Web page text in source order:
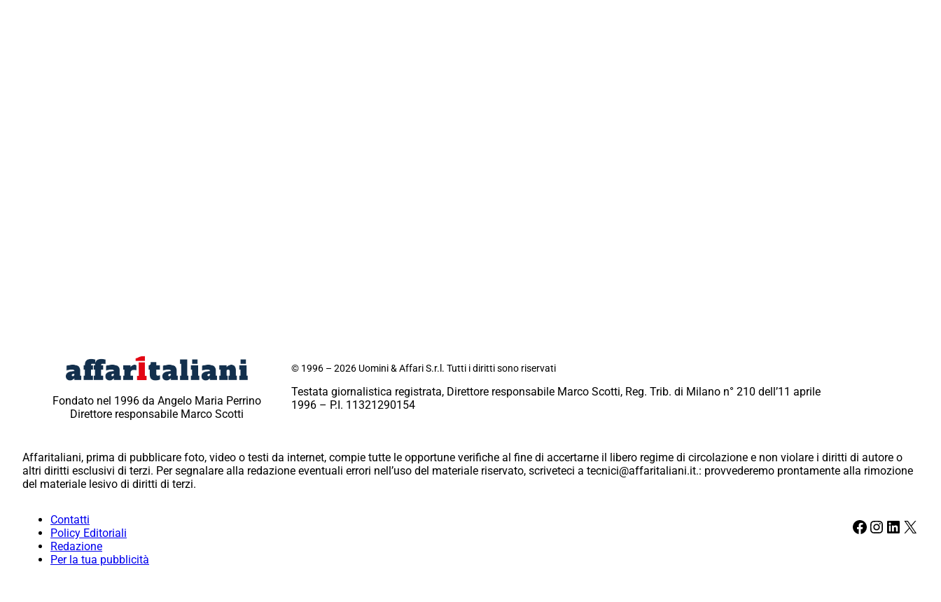
Fondato nel 1996 da Angelo Maria Perrino
Direttore responsabile Marco Scotti
© 1996 – 2026 Uomini & Affari S.r.l. Tutti i diritti sono riservati
Testata giornalistica registrata, Direttore responsabile Marco Scotti, Reg. Trib. di Milano n° 210 dell’11 aprile
1996 – P.I. 11321290154
Affaritaliani, prima di pubblicare foto, video o testi da internet, compie tutte le opportune verifiche al fine di accertarne il libero regime di circolazione e non violare i diritti di autore o
altri diritti esclusivi di terzi. Per segnalare alla redazione eventuali errori nell’uso del materiale riservato, scriveteci a tecnici@affaritaliani.it.: provvederemo prontamente alla rimozione
del materiale lesivo di diritti di terzi.
Contatti
Policy Editoriali
Redazione
Per la tua pubblicità
Facebook Instagram LinkedIn X